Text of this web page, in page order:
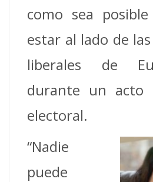
como sea
estar al lado de
liberales de
durante un acto
electoral.
“Nadie
puede